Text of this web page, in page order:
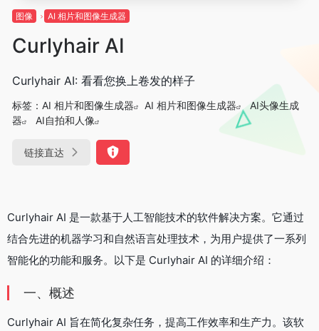
图像 AI 相片和图像生成器
Curlyhair AI
Curlyhair AI: 看看您换上卷发的样子
标签： AI 相片和图像生成器 AI 相片和图像生成器
AI头像生成
器
AI自拍和人像
链接直达
Curlyhair AI 是一款基于人工智能技术的软件解决方案。它通过
结合先进的机器学习和自然语言处理技术，为用户提供了一系列
智能化的功能和服务。以下是 Curlyhair AI 的详细介绍：
一、概述
Curlyhair AI 旨在简化复杂任务，提高工作效率和生产力。该软